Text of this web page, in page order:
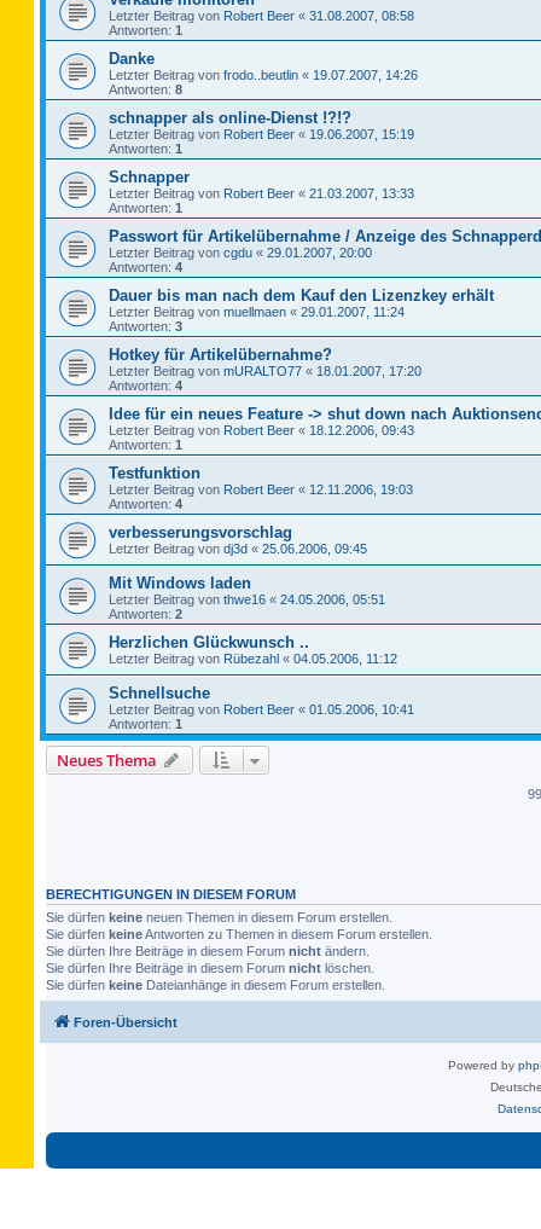
Letzter Beitrag von Robert Beer « 31.08.2007, 08:58
Antworten: 1
Danke
Letzter Beitrag von frodo..beutlin « 19.07.2007, 14:26
Antworten: 8
schnapper als online-Dienst !?!?
Letzter Beitrag von Robert Beer « 19.06.2007, 15:19
Antworten: 1
Schnapper
Letzter Beitrag von Robert Beer « 21.03.2007, 13:33
Antworten: 1
Passwort für Artikelübernahme / Anzeige des
Letzter Beitrag von cgdu « 29.01.2007, 20:00
Antworten: 4
Dauer bis man nach dem Kauf den Lizenzkey erhält
Letzter Beitrag von muellmaen « 29.01.2007, 11:24
Antworten: 3
Hotkey für Artikelübernahme?
Letzter Beitrag von mURALTO77 « 18.01.2007, 17:20
Antworten: 4
Idee für ein neues Feature -> shut down nach
Letzter Beitrag von Robert Beer « 18.12.2006, 09:43
Antworten: 1
Testfunktion
Letzter Beitrag von Robert Beer « 12.11.2006, 19:03
Antworten: 4
verbesserungsvorschlag
Letzter Beitrag von dj3d « 25.06.2006, 09:45
Mit Windows laden
Letzter Beitrag von thwe16 « 24.05.2006, 05:51
Antworten: 2
Herzlichen Glückwunsch ..
Letzter Beitrag von Rübezahl « 04.05.2006, 11:12
Schnellsuche
Letzter Beitrag von Robert Beer « 01.05.2006, 10:41
Antworten: 1
Neues Thema
BERECHTIGUNGEN IN DIESEM FORUM
Sie dürfen keine neuen Themen in diesem Forum erstellen.
Sie dürfen keineAntworten zu Themen in diesem Forum erstellen.
Sie dürfen Ihre Beiträge in diesem Forum nicht ändern.
Sie dürfen Ihre Beiträge in diesem Forum nicht löschen.
Sie dürfen keine Dateianhänge in diesem Forum erstellen.
Foren-Übersicht
Powered by